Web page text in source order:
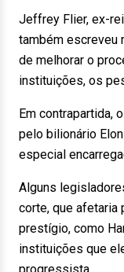
Jeffrey Flier, ex-
também escreveu
de melhorar o
instituições, os
Em contrapartida,
pelo bilionário
especial
Alguns
corte, que afetaria
prestígio, como
instituições que